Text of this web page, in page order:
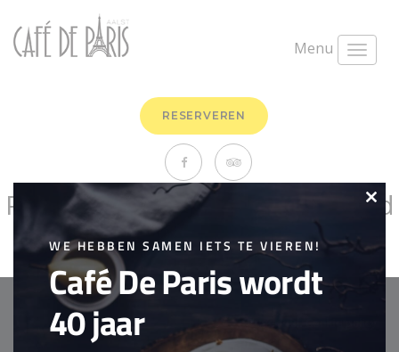
Menu
RESERVEREN
Porto Barros Tawny Wit / Rood
maart 26th, 2018
0 Comments
Drank,Spirits
Copyright © 2018 Cafe de Paris. All Rights Reserved.
webdesign byconversal
WE HEBBEN SAMEN IETS TE VIEREN!
Café De Paris wordt
40 jaar